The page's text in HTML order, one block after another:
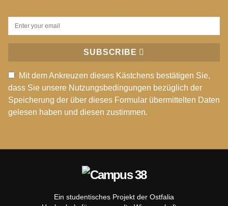
SUBSCRIBE
Mit dem Ankreuzen dieses Kästchens bestätigen Sie,
dass Sie unsere Nutzungsbedingungen bezüglich der
Speicherung der über dieses Formular übermittelten Daten
gelesen haben und diesen zustimmen.
Ein studentisches Projekt der Ostfalia